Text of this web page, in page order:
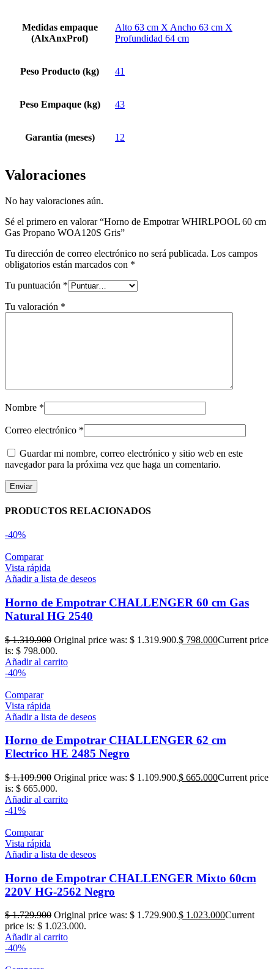
Medidas empaque
(AlxAnxProf)
Alto 63 cm X Ancho 63 cm X
Profundidad 64 cm
Peso Producto (kg) 41
Peso Empaque (kg) 43
Garantía (meses) 12
Valoraciones
No hay valoraciones aún.
Sé el primero en valorar “Horno de Empotrar WHIRLPOOL 60 cm
Gas Propano WOA120S Gris”
Tu dirección de correo electrónico no será publicada. Los campos
obligatorios están marcados con *
Tu puntuación *
Tu valoración *
Nombre *
Correo electrónico *
Guardar mi nombre, correo electrónico y sitio web en este
navegador para la próxima vez que haga un comentario.
PRODUCTOS RELACIONADOS
-40%
Comparar
Vista rápida
Añadir a lista de deseos
Horno de Empotrar CHALLENGER 60 cm Gas
Natural HG 2540
$1.319.900 Original price was: $ 1.319.900.$ 798.000Current price
is: $ 798.000.
Añadir al carrito
-40%
Comparar
Vista rápida
Añadir a lista de deseos
Horno de Empotrar CHALLENGER 62 cm
Electrico HE 2485 Negro
$1.109.900 Original price was: $ 1.109.900.$ 665.000Current price
is: $ 665.000.
Añadir al carrito
-41%
Comparar
Vista rápida
Añadir a lista de deseos
Horno de Empotrar CHALLENGER Mixto 60cm
220V HG-2562 Negro
$1.729.900 Original price was: $ 1.729.900.$ 1.023.000Current
price is: $ 1.023.000.
Añadir al carrito
-40%